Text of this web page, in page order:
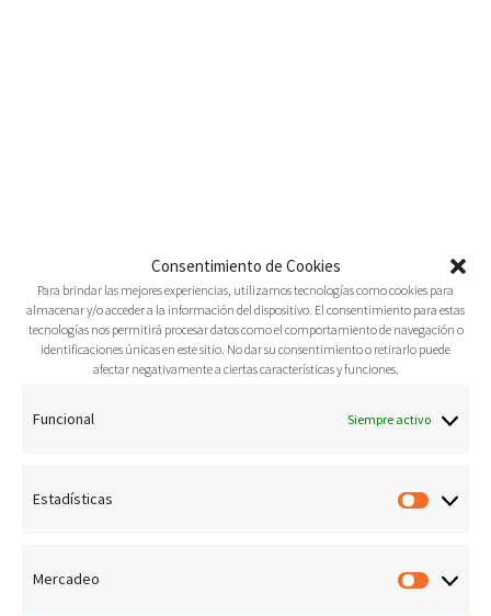
Consentimiento de Cookies
Para brindar las mejores experiencias, utilizamos tecnologías como cookies para
almacenar y/o acceder a la información del dispositivo. El consentimiento para estas
tecnologías nos permitirá procesar datos como el comportamiento de navegación o
identificaciones únicas en este sitio. No dar su consentimiento o retirarlo puede
afectar negativamente a ciertas características y funciones.
Funcional Siempre activo
Estadísticas
Mercadeo